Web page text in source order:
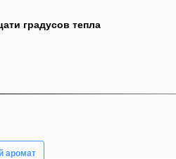
градусов тепла
аромат